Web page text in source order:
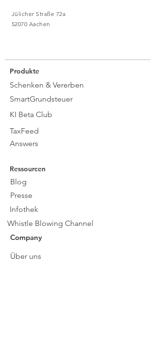
Jülicher Straße 72a
52070 Aachen
Produkte
Schenken & Vererben
SmartGrundsteuer
KI Beta Club
TaxFeed
Answers
Ressourcen
Blog
Presse
Infothek
Whistle Blowing Channel
Company
Über uns